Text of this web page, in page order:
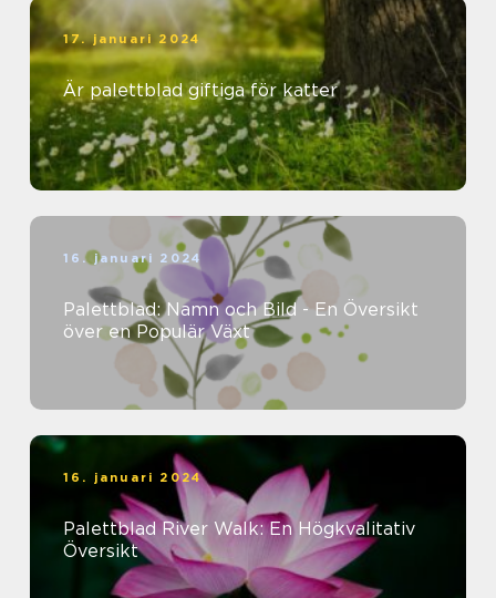
17. januari 2024
Är palettblad giftiga för katter
16. januari 2024
Palettblad: Namn och Bild - En Översikt
över en Populär Växt
16. januari 2024
Palettblad River Walk: En Högkvalitativ
Översikt